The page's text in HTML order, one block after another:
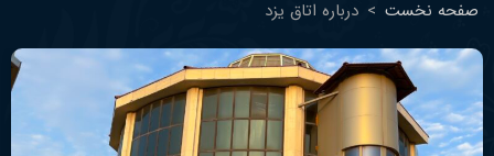
صفحه نخست > درباره اتاق یزد